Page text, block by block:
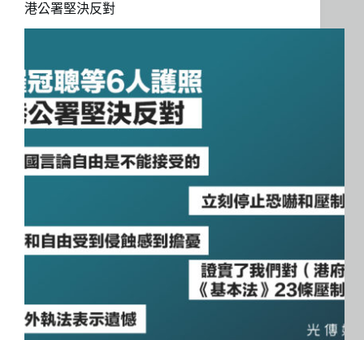
港公署堅決反對